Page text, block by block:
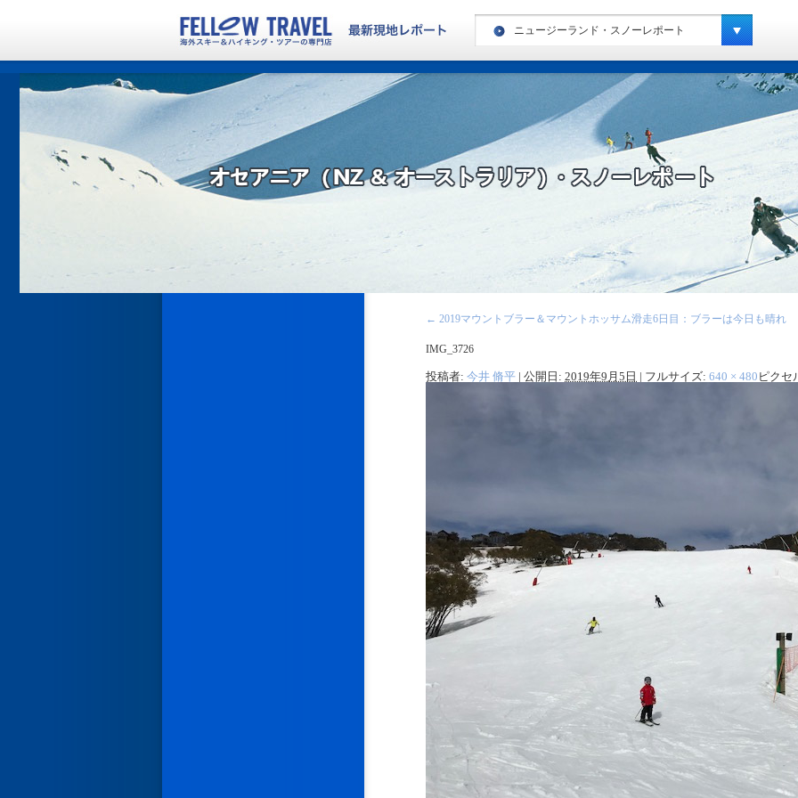
ニュージーランド・スノーレポート
ヨーロッパ・ハイキングレポート
カナダ・ハイキングレポート
ヨーロッパ・スノーレポート
カナダ・スノーレポート
アメリカ・スノーレポート
スペシャルキャンプ・スノーレポート
ニュージーランド・スノーレポート
南米・スノーレポート
キッズキャンプ・レポート
← 2019マウントブラー＆マウントホッサム滑走6日目：ブラーは今日も晴れ
IMG_3726
投稿者: 今井 脩平 | 公開日: 2019年9月5日 | フルサイズ: 640 × 480 ピクセ